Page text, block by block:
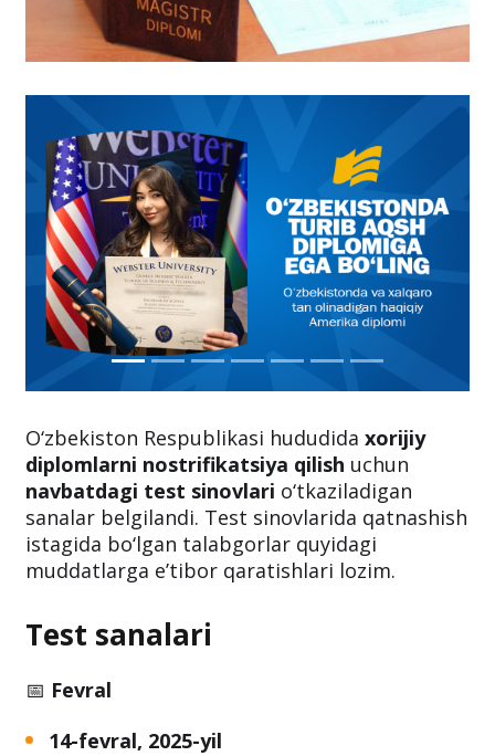
O‘zbekiston Respublikasi hududida xorijiy
diplomlarni nostrifikatsiya qilish uchun
navbatdagi test sinovlari o‘tkaziladigan
sanalar belgilandi. Test sinovlarida qatnashish
istagida bo‘lgan talabgorlar quyidagi
muddatlarga e’tibor qaratishlari lozim.
Test sanalari
📅 Fevral
14-fevral, 2025-yil